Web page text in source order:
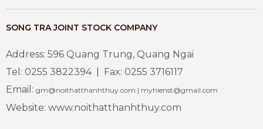
SONG TRA JOINT STOCK COMPANY
Address: 596 Quang Trung, Quang Ngai
Tel: 0255 3822394 | Fax: 0255 3716117
Email: gm@noithatthanhthuy.com | myhienst@gmail.com
Website: www.noithatthanhthuy.com